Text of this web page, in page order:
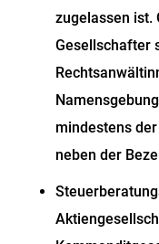
zugelassen ist.
Gesellschafter
mindestens
neben der